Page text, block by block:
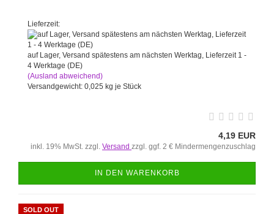
Lieferzeit:
auf Lager, Versand spätestens am nächsten Werktag, Lieferzeit 1 -
4 Werktage (DE)
(Ausland abweichend)
Versandgewicht: 0,025 kg je Stück
4,19 EUR
inkl. 19% MwSt. zzgl. Versand zzgl. ggf. 2 € Mindermengenzuschlag
IN DEN WARENKORB
SOLD OUT